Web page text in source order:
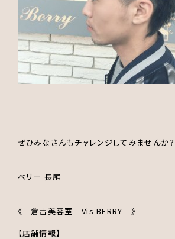
ぜひみなさんもチャレンジしてみませんか
ベリー 長尾
《 倉吉美容室 Vis BERRY 》
【店舗情報】